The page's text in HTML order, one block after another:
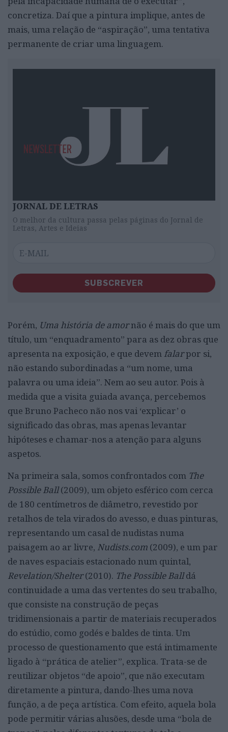
concretiza. Daí que a pintura implique, antes de
mais, uma relação de “aspiração”, uma tentativa
permanente de criar uma linguagem.
JORNAL DE LETRAS
O melhor da cultura passa pelas páginas do Jornal de
Letras, Artes e Ideias
SUBSCREVER
Porém, Uma história de amornão é mais do que um
título, um “enquadramento” para as dez obras que
apresenta na exposição, e que devem falarpor si,
não estando subordinadas a “um nome, uma
palavra ou uma ideia”. Nem ao seu autor. Pois à
medida que a visita guiada avança, percebemos
que Bruno Pacheco não nos vai ‘explicar’ o
significado das obras, mas apenas levantar
hipóteses e chamar-nos a atenção para alguns
aspetos.
Na primeira sala, somos confrontados com The
Possible Ball(2009), um objeto esférico com cerca
de 180 centímetros de diâmetro, revestido por
retalhos de tela virados do avesso, e duas pinturas,
representando um casal de nudistas numa
paisagem ao ar livre, Nudists.com (2009), e um par
de naves espaciais estacionado num quintal,
Revelation/Shelter(2010). The Possible Balldá
continuidade a uma das vertentes do seu trabalho,
que consiste na construção de peças
tridimensionais a partir de materiais recuperados
do estúdio, como godés e baldes de tinta. Um
processo de questionamento que está intimamente
ligado à “prática de atelier”, explica. Trata-se de
reutilizar objetos “de apoio”, que não executam
diretamente a pintura, dando-lhes uma nova
função, a de peça artística. Com efeito, aquela bola
pode permitir várias alusões, desde uma “bola de